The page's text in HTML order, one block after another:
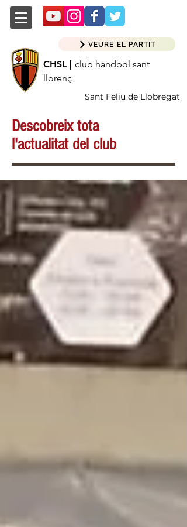
CHSL | club handbol sant
llorenç
Sant Feliu de Llobregat
VEURE EL PARTIT
Descobreix tota
l'actualitat del club